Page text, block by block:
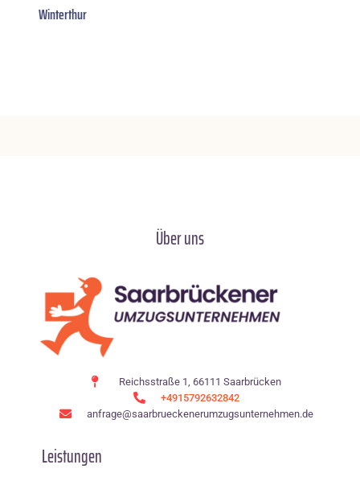
Winterthur
Über uns
Reichsstraße 1, 66111 Saarbrücken
+4915792632842
anfrage@saarbrueckenerumzugsunternehmen.de
Leistungen